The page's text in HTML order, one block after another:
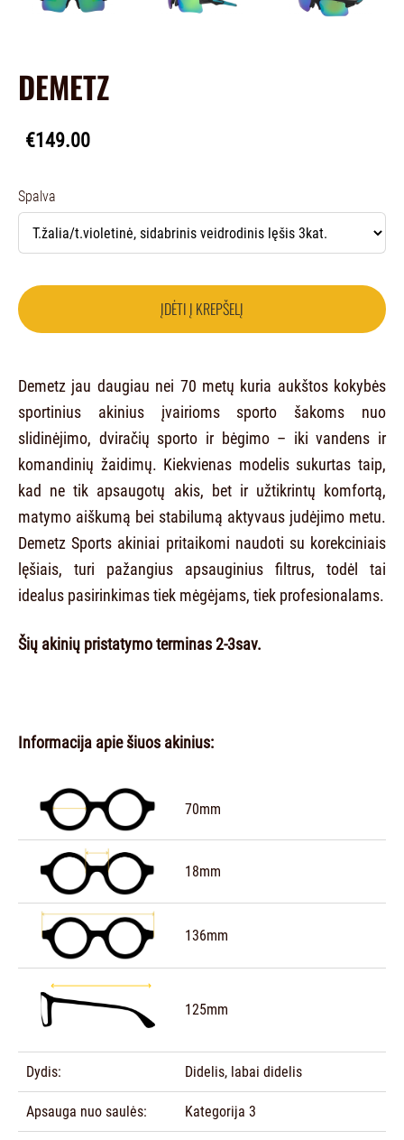
DEMETZ
€149.00
Spalva
ĮDĖTI Į KREPŠELĮ
Demetz jau daugiau nei 70 metų kuria aukštos kokybės
sportinius akinius įvairioms sporto šakoms nuo
slidinėjimo, dviračių sporto ir bėgimo – iki vandens ir
komandinių žaidimų. Kiekvienas modelis sukurtas taip,
kad ne tik apsaugotų akis, bet ir užtikrintų komfortą,
matymo aiškumą bei stabilumą aktyvaus judėjimo metu.
Demetz Sports akiniai pritaikomi naudoti su korekciniais
lęšiais, turi pažangius apsauginius filtrus, todėl tai
idealus pasirinkimas tiek mėgėjams, tiek profesionalams.
Šių akinių pristatymo terminas 2-3sav.
Informacija apie šiuos akinius:
70mm
18mm
136mm
125mm
Dydis: Didelis, labai didelis
Apsauga nuo saulės: Kategorija 3